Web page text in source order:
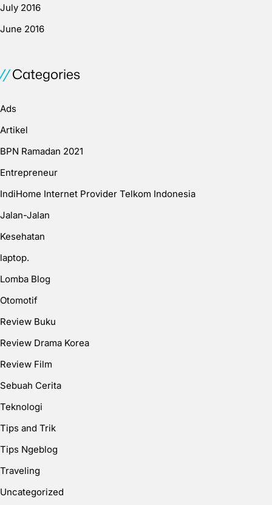
July 2016
June 2016
Categories
Ads
Artikel
BPN Ramadan 2021
Entrepreneur
IndiHome Internet Provider Telkom Indonesia
Jalan-Jalan
Kesehatan
laptop.
Lomba Blog
Otomotif
Review Buku
Review Drama Korea
Review Film
Sebuah Cerita
Teknologi
Tips and Trik
Tips Ngeblog
Traveling
Uncategorized